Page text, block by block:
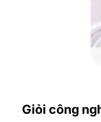
Giỏi công